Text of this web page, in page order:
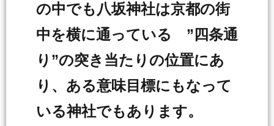
の中でも八坂神社は京都の街
中を横に通っている ”四条通
り”の突き当たりの位置にあ
り、ある意味目標にもなって
いる神社でもあります。